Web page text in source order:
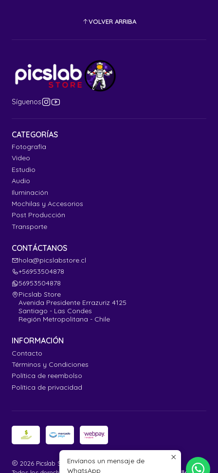
VOLVER ARRIBA
Síguenos
CATEGORÍAS
Fotografía
Video
Estudio
Audio
Iluminación
Mochilas y Accesorios
Post Producción
Transporte
CONTÁCTANOS
hola@picslabstore.cl
+56953504878
56953504878
Picslab Store
Avenida Presidente Errazuriz 4125
Santiago - Las Condes
Región Metropolitana - Chile
INFORMACIÓN
Contacto
Términos y Condiciones
Política de reembolso
Política de privacidad
2026 Picslab Store.Envíanos un mensaje de
WhatsApp